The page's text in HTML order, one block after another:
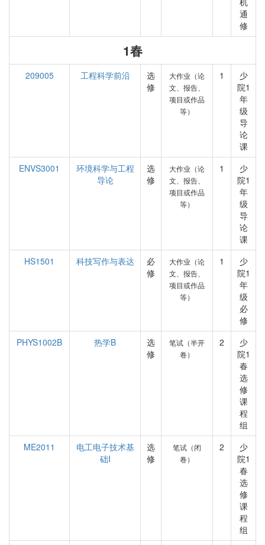
通
修
1春
209005 工程科学前沿
选
修
大作业（论
文、报告、
项目或作品
等）
1
少
院1
年
级
导
论
课
ENVS3001
环境科学与工程
导论
选
修
大作业（论
文、报告、
项目或作品
等）
1
少
院1
年
级
导
论
课
HS1501
科技写作与表达
必
修
大作业（论
文、报告、
项目或作品
等）
1
少
院1
年
级
必
修
PHYS1002B
热学B
选
修
笔试（半开
卷）
2
少
院1
春
选
修
课
程
组
ME2011
电工电子技术基
础I
选
修
笔试（闭
卷）
2
少
院1
春
选
修
课
程
组